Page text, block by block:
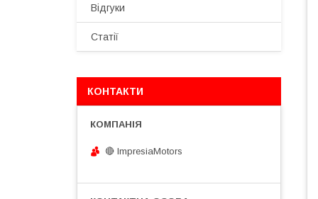
Відгуки
Статії
КОНТАКТИ
🔴 ImpresiaMotors